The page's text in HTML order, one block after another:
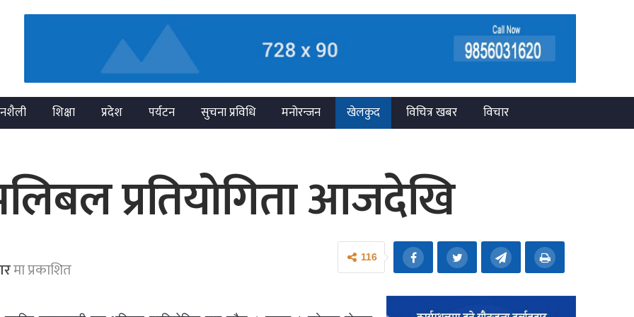
शिक्षा प्रदेश पर्यटन सुचना प्रविधि मनोरन्जन खेलकुद विचित्र खबर
विचार
प्रतियोगिता आजदेखि
मा प्रकाशित
116